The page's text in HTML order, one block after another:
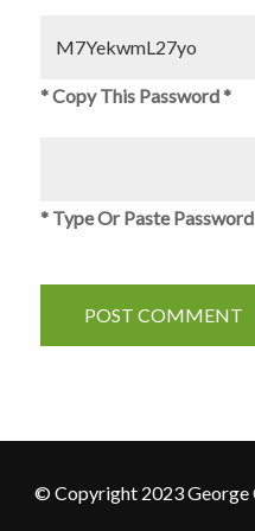
* Copy This Password *
* Type Or Paste
© Copyright 2023 George